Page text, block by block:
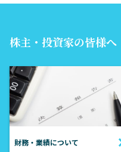
株主・投資家の皆様へ
財務・業績について